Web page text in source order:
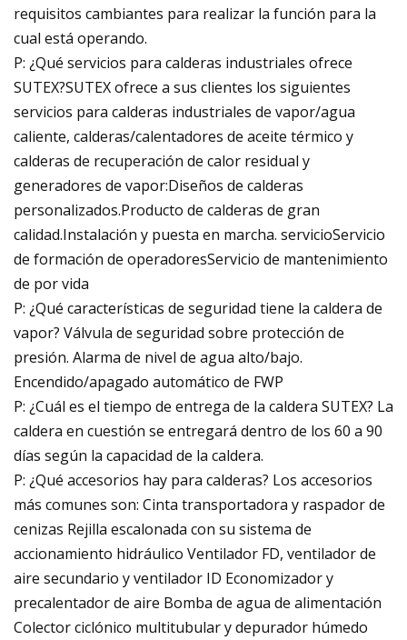
requisitos cambiantes para realizar la función para la
cual está operando.
P: ¿Qué servicios para calderas industriales ofrece
SUTEX?SUTEX ofrece a sus clientes los siguientes
servicios para calderas industriales de vapor/agua
caliente, calderas/calentadores de aceite térmico y
calderas de recuperación de calor residual y
generadores de vapor:Diseños de calderas
personalizados.Producto de calderas de gran
calidad.Instalación y puesta en marcha. servicioServicio
de formación de operadoresServicio de mantenimiento
de por vida
P: ¿Qué características de seguridad tiene la caldera de
vapor? Válvula de seguridad sobre protección de
presión. Alarma de nivel de agua alto/bajo.
Encendido/apagado automático de FWP
P: ¿Cuál es el tiempo de entrega de la caldera SUTEX? La
caldera en cuestión se entregará dentro de los 60 a 90
días según la capacidad de la caldera.
P: ¿Qué accesorios hay para calderas? Los accesorios
más comunes son: Cinta transportadora y raspador de
cenizas Rejilla escalonada con su sistema de
accionamiento hidráulico Ventilador FD, ventilador de
aire secundario y ventilador ID Economizador y
precalentador de aire Bomba de agua de alimentación
Colector ciclónico multitubular y depurador húmedo